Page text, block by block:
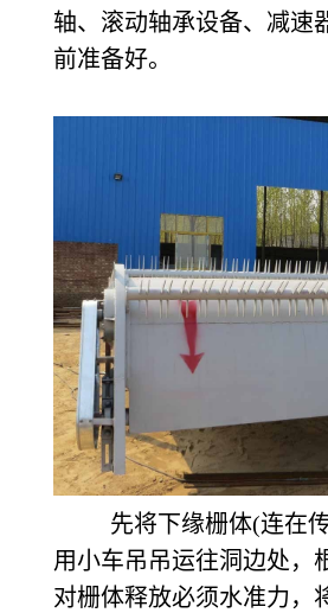
轴、滚动轴承设备、减速
前准备好。
先将下缘栅体(连在
用小车吊吊运往洞边处，
对栅体释放必须水准力，